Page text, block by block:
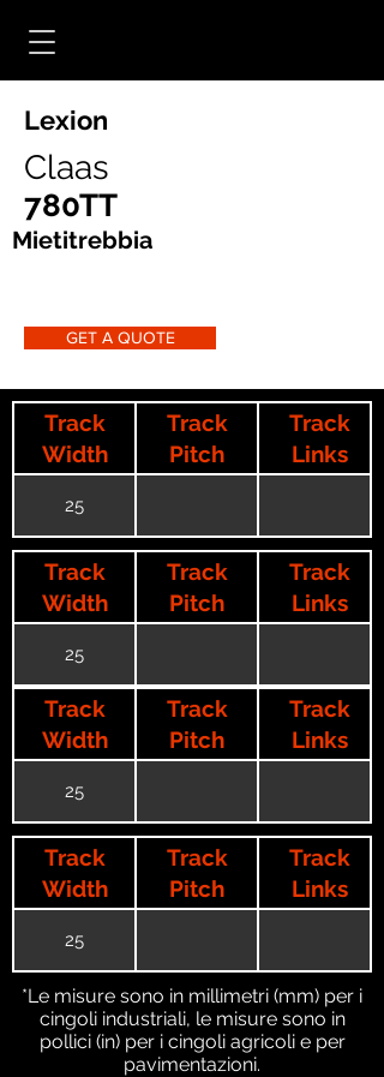
Lexion
Claas
780TT
Mietitrebbia
GET A QUOTE
Track
Width
Track
Pitch
Track
Links
25
Track
Width
Track
Pitch
Track
Links
25
Track
Width
Track
Pitch
Track
Links
25
Track
Width
Track
Pitch
Track
Links
25
*Le misure sono in millimetri (mm) per i
cingoli industriali, le misure sono in
pollici (in) per i cingoli agricoli e per
pavimentazioni.